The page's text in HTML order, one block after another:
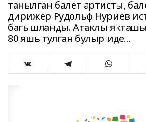
танылган балет артисты,
дирижер Рудольф Нуриев
багышланды. Атаклы
80 яшь тулган булыр иде...